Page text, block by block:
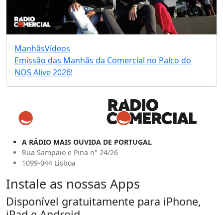
ManhãsVídeos
Emissão das Manhãs da Comercial no Palco do
NOS Alive 2026!
A RÁDIO MAIS OUVIDA DE PORTUGAL
Rua Sampaio e Pina n° 24/26
1099-044 Lisboa
Instale as nossas Apps
Disponível gratuitamente para iPhone,